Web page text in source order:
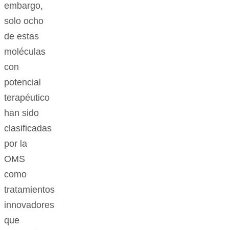
embargo,
solo ocho
de estas
moléculas
con
potencial
terapéutico
han sido
clasificadas
por la
OMS
como
tratamientos
innovadores
que